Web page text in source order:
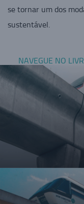
se tornar um dos
sustentável.
NAVEGUE NO